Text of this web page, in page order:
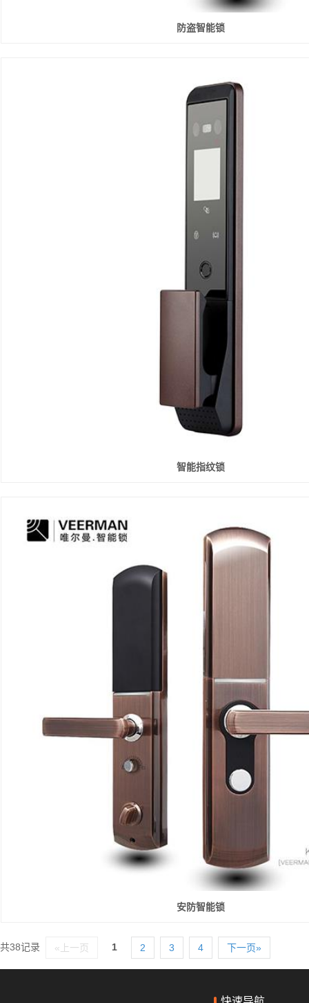
防盗智能锁
智能指纹锁
安防智能锁
共38记录 «上一页 1 2 3 4 下一页»